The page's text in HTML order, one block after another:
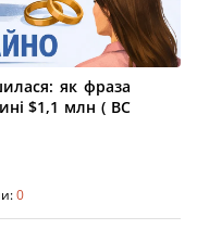
як фраза
$1,1 млн ( ВС
0